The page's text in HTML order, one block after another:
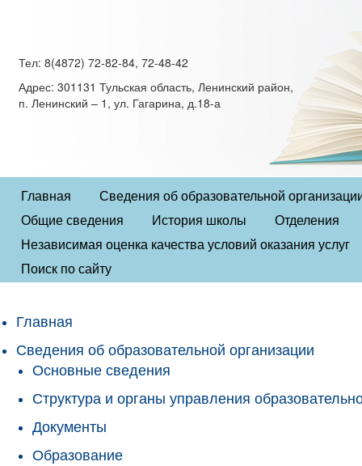
Тел: 8(4872) 72-82-84, 72-48-42
Адрес: 301131 Тульская область, Ленинский район,
п. Ленинский – 1, ул. Гагарина, д.18-а
Главная
Сведения об образовательной
Общие сведения
История школы
Отделения
Независимая оценка качества условий оказания услуг
Поиск по сайту
Главная
Сведения об образовательной организации
Основные сведения
Структура и органы управления
Документы
Образование